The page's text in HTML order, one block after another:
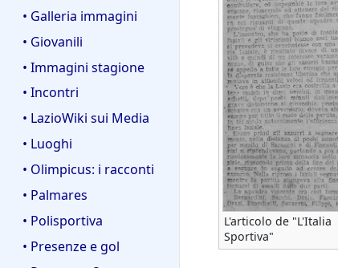
• Galleria immagini
• Giovanili
• Immagini stagione
• Incontri
• LazioWiki sui Media
• Luoghi
• Olimpicus: i racconti
• Palmares
• Polisportiva
• Presenze e gol
L'articolo de "L'Italia
Sportiva"